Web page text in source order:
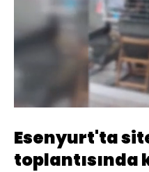
Sesi
Aç
Yüklendi:
40.30%
Esenyurt'ta
toplantısında